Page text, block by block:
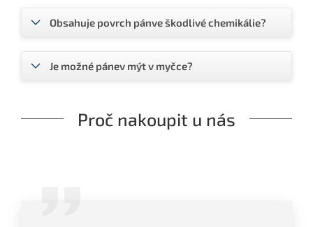
Obsahuje povrch pánve škodlivé chemikálie?
Je možné pánev mýt v myčce?
Proč nakoupit u nás